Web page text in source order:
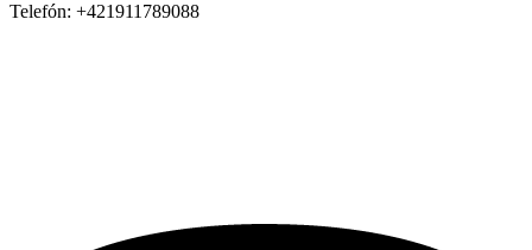
Telefón: +421911789088